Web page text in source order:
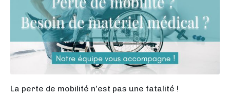
La perte de mobilité n’est pas une fatalité !